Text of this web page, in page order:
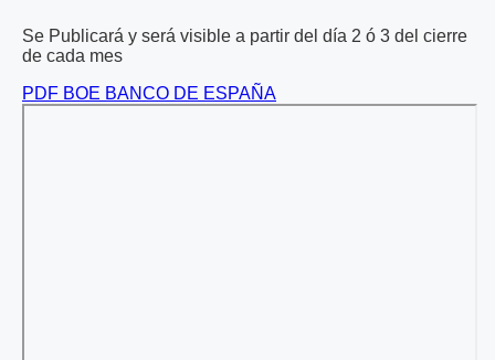
Se Publicará y será visible a partir del día 2 ó 3 del cierre
de cada mes
PDF BOE BANCO DE ESPAÑA